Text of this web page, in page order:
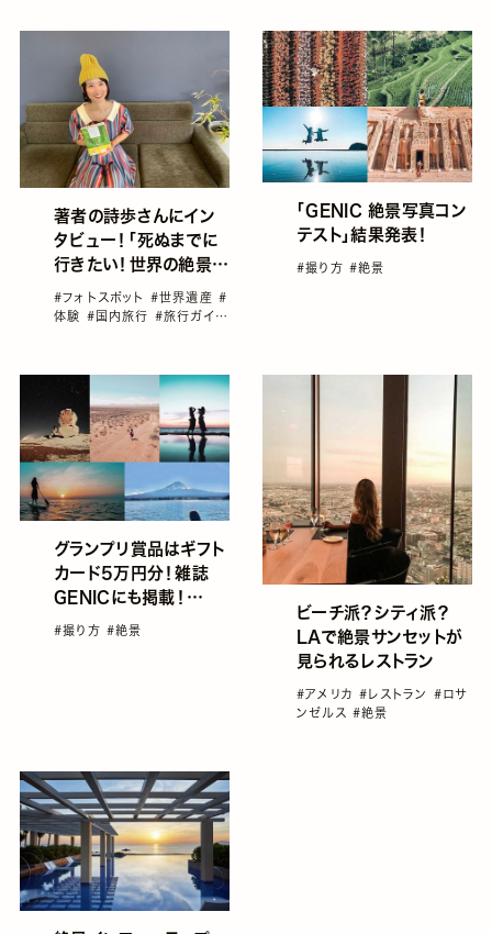
著者の詩歩さんにイン
タビュー！「死ぬまでに
行きたい！世界の絶景
ガイド編」発売！
#フォトスポット #世界遺産 #
体験 #国内旅行 #旅行ガイド
「GENIC 絶景写真コン
テスト」結果発表！
#撮り方 #絶景
グランプリ賞品はギフト
カード5万円分！雑誌
GENICにも掲載！
「GENIC 絶景写真コン
#撮り方 #絶景
ビーチ派？シティ派？
LAで絶景サンセットが
見られるレストラン
#アメリカ#レストラン #ロサ
ンゼルス #絶景